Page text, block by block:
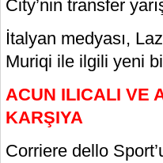
City’nin transfer
İtalyan medyası,
Muriqi ile ilgili yeni
ACUN ILICALI VE
KARŞIYA
Corriere dello